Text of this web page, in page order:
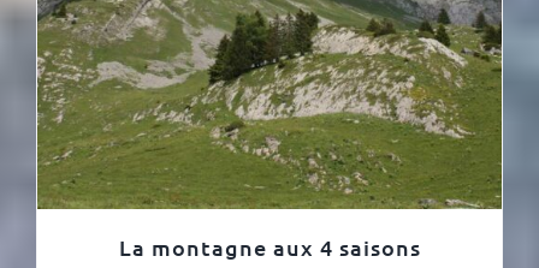
La montagne aux 4 saisons